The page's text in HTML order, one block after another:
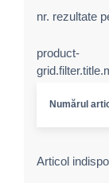
nr. rezultate
product-
Numărul
Articol